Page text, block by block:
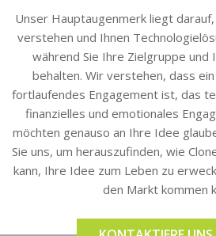
Unser Hauptaugenmerk liegt
verstehen und Ihnen
während Sie Ihre Zielgruppe und
behalten. Wir verstehen, dass
fortlaufendes Engagement ist, das
finanzielles und emotionales
möchten genauso an Ihre Idee
Sie uns, um herauszufinden, wie
kann, Ihre Idee zum Leben zu
den Markt kommen